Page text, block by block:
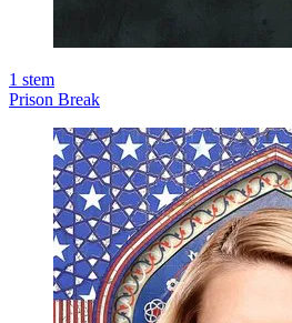
1 stem
Prison Break